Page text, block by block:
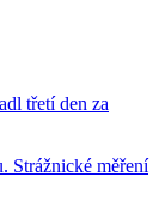
třetí den za
Strážnické měření